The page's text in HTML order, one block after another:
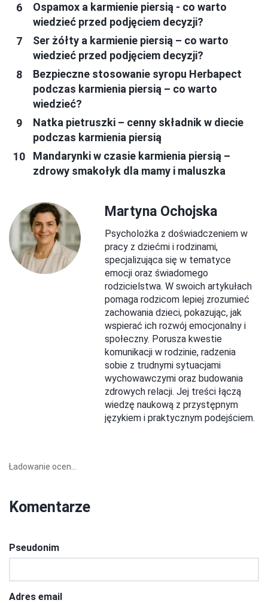
Ospamox a karmienie piersią - co warto
wiedzieć przed podjęciem decyzji?
Ser żółty a karmienie piersią – co warto
wiedzieć przed podjęciem decyzji?
Bezpieczne stosowanie syropu Herbapect
podczas karmienia piersią – co warto
wiedzieć?
Natka pietruszki – cenny składnik w diecie
podczas karmienia piersią
Mandarynki w czasie karmienia piersią –
zdrowy smakołyk dla mamy i maluszka
Martyna Ochojska
Psycholożka z doświadczeniem w
pracy z dziećmi i rodzinami,
specjalizująca się w tematyce
emocji oraz świadomego
rodzicielstwa. W swoich artykułach
pomaga rodzicom lepiej zrozumieć
zachowania dzieci, pokazując, jak
wspierać ich rozwój emocjonalny i
społeczny. Porusza kwestie
komunikacji w rodzinie, radzenia
sobie z trudnymi sytuacjami
wychowawczymi oraz budowania
zdrowych relacji. Jej treści łączą
wiedzę naukową z przystępnym
językiem i praktycznym podejściem.
Ładowanie ocen...
Komentarze
Pseudonim
Adres email